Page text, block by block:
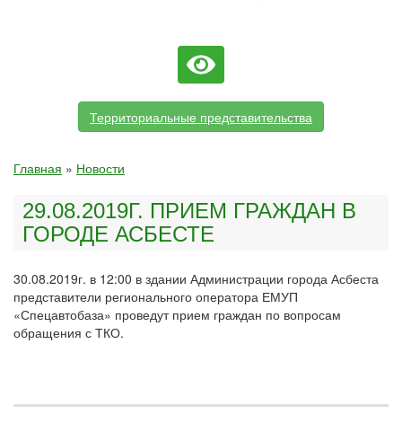
Территориальные представительства
Главная » Новости
29.08.2019Г. ПРИЕМ ГРАЖДАН В
ГОРОДЕ АСБЕСТЕ
30.08.2019г. в 12:00 в здании Администрации города Асбеста
представители регионального оператора ЕМУП
«Спецавтобаза» проведут прием граждан по вопросам
обращения с ТКО.